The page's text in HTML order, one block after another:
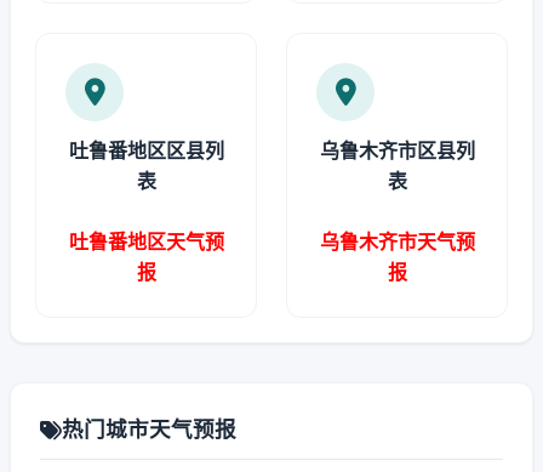
吐鲁番地区区县列
表
吐鲁番地区天气预
报
乌鲁木齐市区县列
表
乌鲁木齐市天气预
报
热门城市天气预报